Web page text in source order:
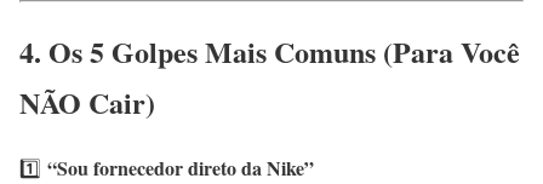
4. Os 5 Golpes Mais Comuns (Para Você
NÃO Cair)
1️⃣ “Sou fornecedor direto da Nike”